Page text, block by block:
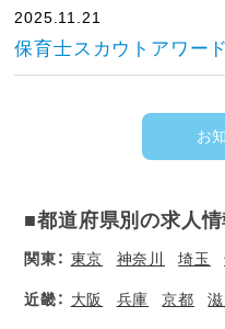
2025.11.21
保育士スカウトアワー
お
■都道府県別の求人情
関東： 東京 神奈川 埼玉
近畿： 大阪 兵庫 京都